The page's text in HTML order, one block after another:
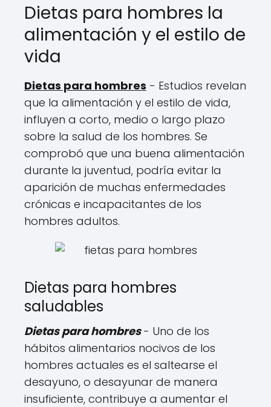
Dietas para hombres la
alimentación y el estilo de
vida
Dietas para hombres - Estudios revelan
que la alimentación y el estilo de vida,
influyen a corto, medio o largo plazo
sobre la salud de los hombres. Se
comprobó que una buena alimentación
durante la juventud, podría evitar la
aparición de muchas enfermedades
crónicas e incapacitantes de los
hombres adultos.
Dietas para hombres
saludables
Dietas para hombres - Uno de los
hábitos alimentarios nocivos de los
hombres actuales es el saltearse el
desayuno, o desayunar de manera
insuficiente, contribuye a aumentar el